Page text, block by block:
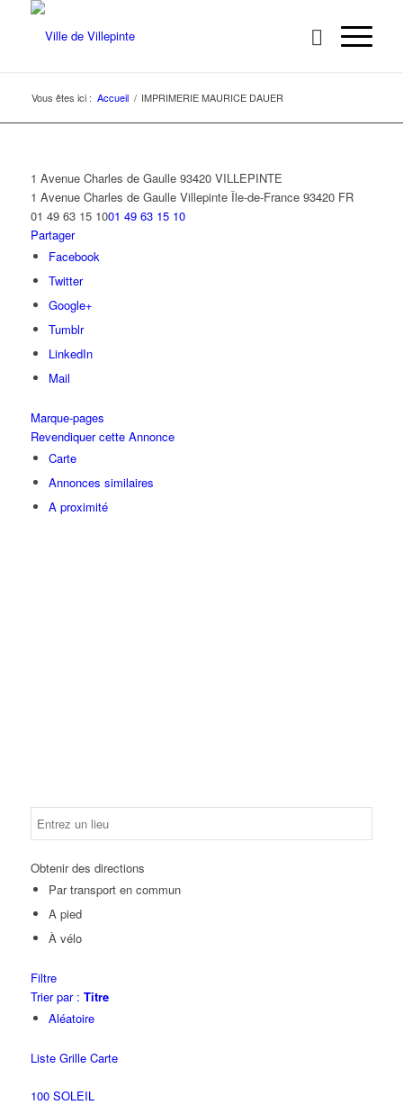
Vous êtes ici : Accueil / IMPRIMERIE MAURICE DAUER
1 Avenue Charles de Gaulle 93420 VILLEPINTE
1 Avenue Charles de Gaulle Villepinte Île-de-France 93420 FR
01 49 63 15 1001 49 63 15 10
Partager
Facebook
Twitter
Google+
Tumblr
LinkedIn
Mail
Marque-pages
Revendiquer cette Annonce
Carte
Annonces similaires
A proximité
Obtenir des directions
Par transport en commun
A pied
À vélo
Filtre
Trier par : Titre
Aléatoire
Liste Grille Carte
100 SOLEIL